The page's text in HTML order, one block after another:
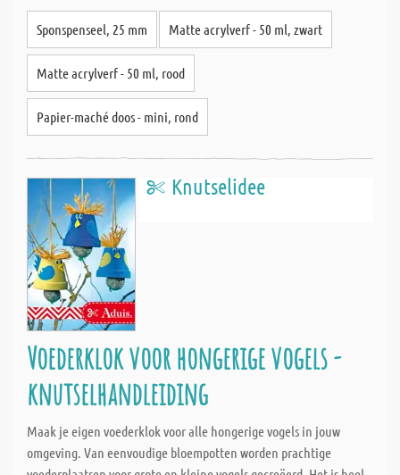
Sponspenseel, 25 mm Matte acrylverf - 50 ml, zwart
Matte acrylverf - 50 ml, rood
Papier-maché doos - mini, rond
Knutselidee
Voederklok voor hongerige vogels -
knutselhandleiding
Maak je eigen voederklok voor alle hongerige vogels in jouw
omgeving. Van eenvoudige bloempotten worden prachtige